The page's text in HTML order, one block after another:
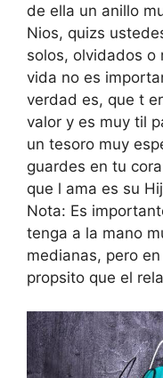
de ella un anillo
Nios, quizs
solos, olvidados o
vida no es
verdad es, que t
valor y es muy til
un tesoro muy
guardes en tu
que l ama es su
Nota: Es
tenga a la mano
medianas, pero
propsito que el